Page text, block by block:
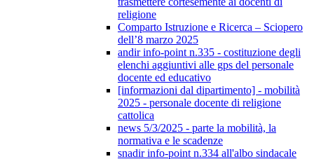
religione
Comparto Istruzione e Ricerca – Sciopero
dell’8 marzo 2025
andir info-point n.335 - costituzione degli
elenchi aggiuntivi alle gps del personale
docente ed educativo
[informazioni dal dipartimento] - mobilità
2025 - personale docente di religione
cattolica
news 5/3/2025 - parte la mobilità, la
normativa e le scadenze
snadir info-point n.334 all'albo sindacale